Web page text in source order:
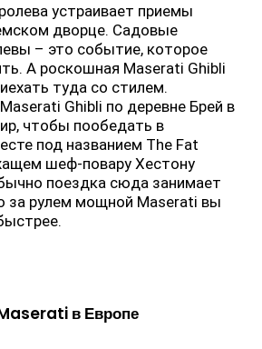
устраивает приемы
дворце. Садовые
– это событие, которое
А роскошная Maserati Ghibli
туда со стилем.
Ghibli по деревне Брей в
чтобы пообедать в
под названием The Fat
шеф-повару Хестону
поездка сюда занимает
за рулем мощной Maserati вы
в Европе